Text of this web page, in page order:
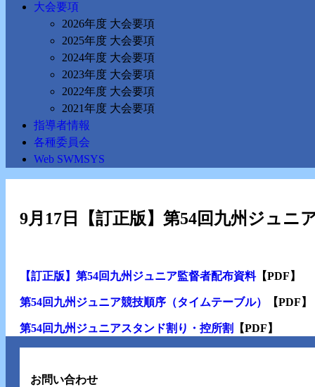
大会要項
2026年度 大会要項
2025年度 大会要項
2024年度 大会要項
2023年度 大会要項
2022年度 大会要項
2021年度 大会要項
指導者情報
各種委員会
Web SWMSYS
9月17日【訂正版】第54回九州ジュニ
【訂正版】第54回九州ジュニア監督者配布資料【PDF】
第54回九州ジュニア競技順序（タイムテーブル） 【PDF】
第54回九州ジュニアスタンド割り・控所割 【PDF】
お問い合わせ